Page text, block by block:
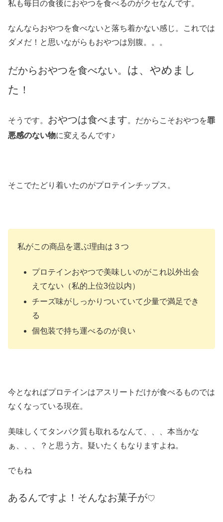
私も毎日の食後におやつを食べるのがクセなんです。
なんならおやつを食べないと落ち着かない感じ。これでは
ダメだ！と思いながらもおやつは別腹。。。
だからおやつを食べない。 は、やめまし
た ！
そうです。 おやつは食べます。だからこそおやつを罪
悪感のない物に変えるんです♪
そこでたどり着いたのがプロテインチップス。
私がこの商品を選ぶ理由は３つ
プロテインおやつで美味しいのがこれ以外出会
えてない（私的上位3位以内）
チーズ味がしっかりついていて少量で満足でき
る
個包装で持ち運べるのが良い
今となればプロテインはアスリートだけが食べるものでは
なくなっている現在。
美味しくてタンパク質も取れるなんて、、、本当かな
ぁ、、、？と思う方。疑いたくもなりますよね。
でもね
あるんですよ！そんなお菓子が♡